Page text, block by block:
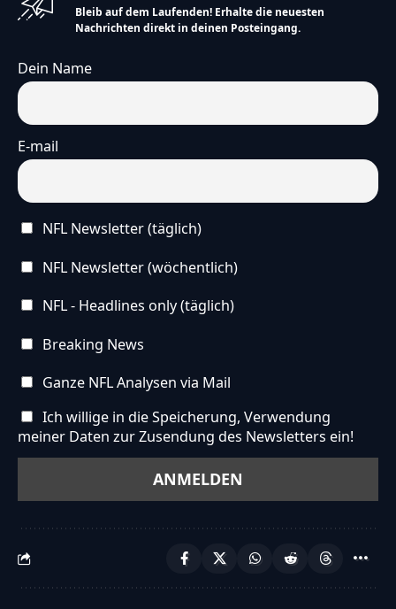
Bleib auf dem Laufenden! Erhalte die neuesten
Nachrichten direkt in deinen Posteingang.
Dein Name
E-mail
NFL Newsletter (täglich)
NFL Newsletter (wöchentlich)
NFL - Headlines only (täglich)
Breaking News
Ganze NFL Analysen via Mail
Ich willige in die Speicherung, Verwendung
meiner Daten zur Zusendung des Newsletters ein!